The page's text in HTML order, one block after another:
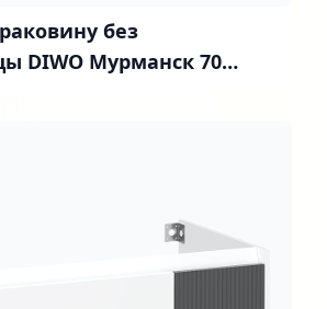
без
DIWO Мурманск 70